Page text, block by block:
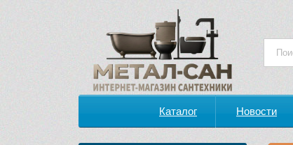
Каталог Новости